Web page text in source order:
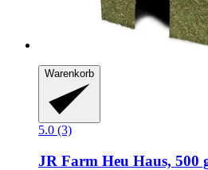
Warenkorb
5.0 (3)
JR Farm Heu Haus, 500